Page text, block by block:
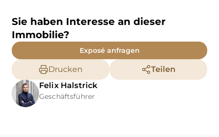
Sie haben Interesse an dieser
Immobilie?
Exposé anfragen
Drucken
Teilen
Felix Halstrick
Geschäftsführer